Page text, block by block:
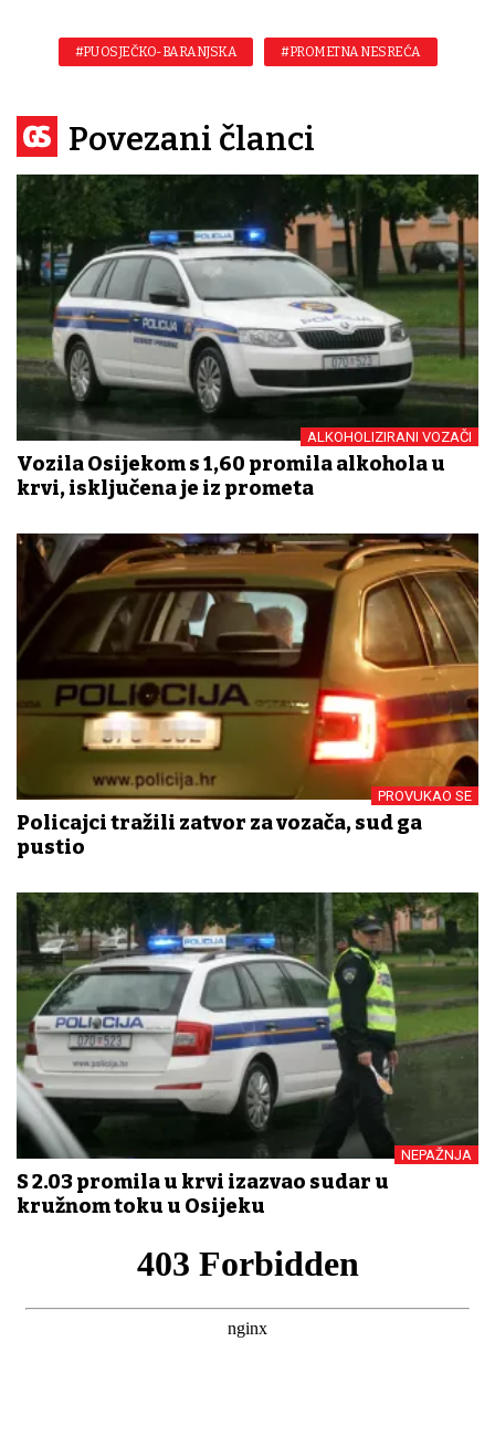
#PU OSJEČKO-BARANJSKA #PROMETNA NESREĆA
Povezani članci
ALKOHOLIZIRANI VOZAČI
Vozila Osijekom s 1,60 promila alkohola u
krvi, isključena je iz prometa
PROVUKAO SE
Policajci tražili zatvor za vozača, sud ga
pustio
NEPAŽNJA
S 2.03 promila u krvi izazvao sudar u
kružnom toku u Osijeku